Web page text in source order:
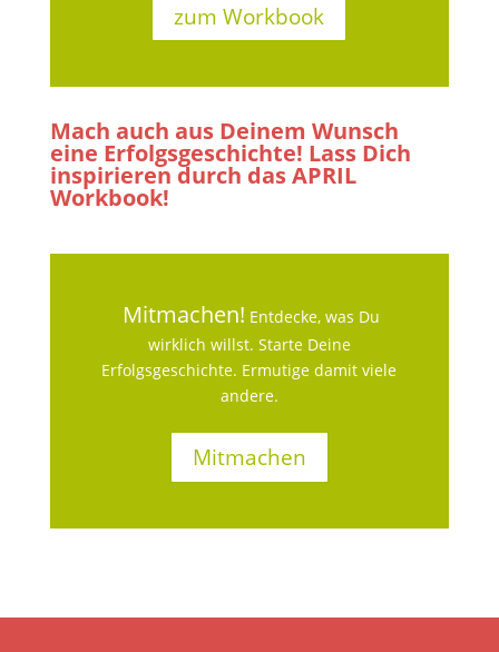
zum Workbook
Mach auch aus Deinem Wunsch
eine Erfolgsgeschichte! Lass Dich
inspirieren durch das APRIL
Workbook!
Mitmachen! Entdecke, was Du
wirklich willst. Starte Deine
Erfolgsgeschichte. Ermutige damit viele
andere.
Mitmachen